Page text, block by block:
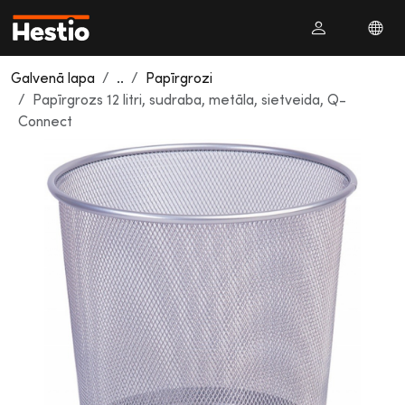
Galvenā lapa ..
Papīrgrozi
Papīrgrozs 12 litri, sudraba, metāla, sietveida, Q-
Connect